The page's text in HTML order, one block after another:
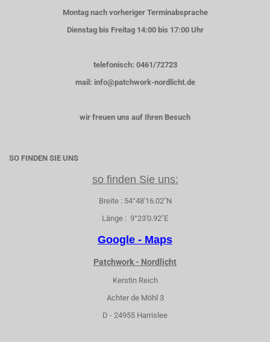
Montag nach vorheriger Terminabsprache
Dienstag bis Freitag 14:00 bis 17:00 Uhr
telefonisch: 0461/72723
mail: info@patchwork-nordlicht.de
wir freuen uns auf Ihren Besuch
SO FINDEN SIE UNS
so finden Sie uns:
Breite : 54°48'16.02"N
Länge : 9°23'0.92"E
Google - Maps
Patchwork - Nordlicht
Kerstin Reich
Achter de Möhl 3
D - 24955 Harrislee